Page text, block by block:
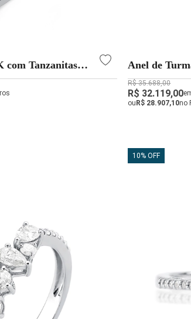
com Tanzanitas
0,39 ct | Aqua
Anel de
Diamantes
R$ 35.688,00
R$ 32.119,00
ouR$ 28.907,10no
10% OFF